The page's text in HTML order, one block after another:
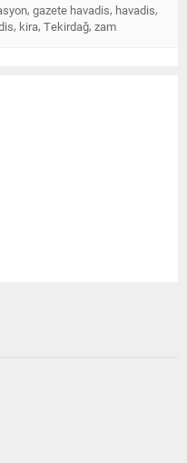
, gazete havadis, havadis,
, kira, Tekirdağ, zam